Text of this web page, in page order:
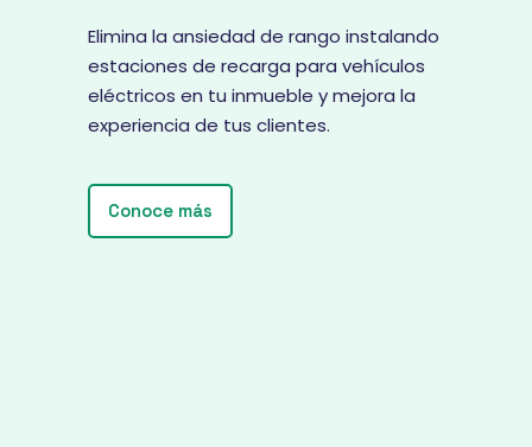
Elimina la ansiedad de rango instalando
estaciones de recarga para vehículos
eléctricos en tu inmueble y mejora la
experiencia de tus clientes.
Conoce más